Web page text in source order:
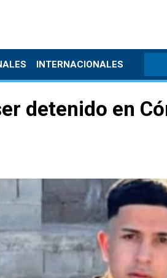
INTERNACIONALES
detenido en